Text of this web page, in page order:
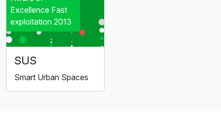
Excellence Fast
exploitation 2013
SUS
Smart Urban Spaces